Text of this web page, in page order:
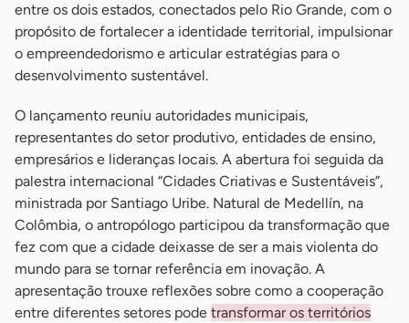
entre os dois estados, conectados pelo Rio Grande, com o
propósito de fortalecer a identidade territorial, impulsionar
o empreendedorismo e articular estratégias para o
desenvolvimento sustentável.
O lançamento reuniu autoridades municipais,
representantes do setor produtivo, entidades de ensino,
empresários e lideranças locais. A abertura foi seguida da
palestra internacional “Cidades Criativas e Sustentáveis”,
ministrada por Santiago Uribe. Natural de Medellín, na
Colômbia, o antropólogo participou da transformação que
fez com que a cidade deixasse de ser a mais violenta do
mundo para se tornar referência em inovação. A
apresentação trouxe reflexões sobre como a cooperação
entre diferentes setores pode transformar os territórios